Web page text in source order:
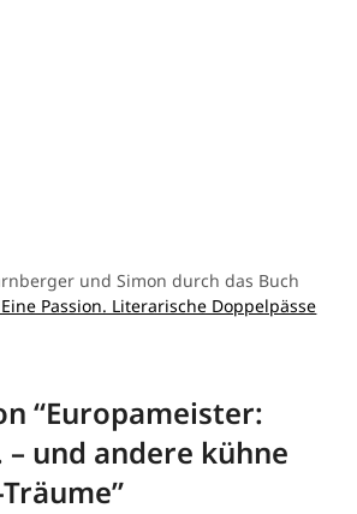
und Simon durch das Buch
Passion. Literarische Doppelpässe
“Europameister:
und andere kühne
”